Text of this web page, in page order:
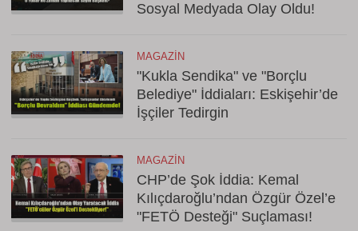
Sosyal Medyada Olay Oldu!
MAGAZIN
"Kukla Sendika" ve "Borçlu
Belediye" İddiaları: Eskişehir’de
İşçiler Tedirgin
MAGAZIN
CHP’de Şok İddia: Kemal
Kılıçdaroğlu’ndan Özgür Özel’e
"FETÖ Desteği" Suçlaması!